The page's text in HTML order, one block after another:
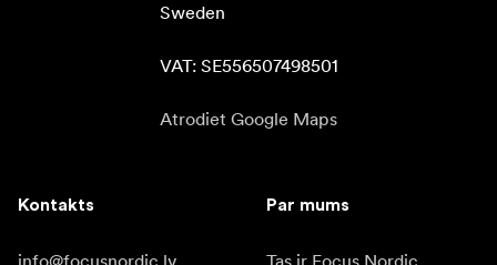
Sweden
VAT: SE556507498501
Atrodiet Google Maps
Kontakts Par mums